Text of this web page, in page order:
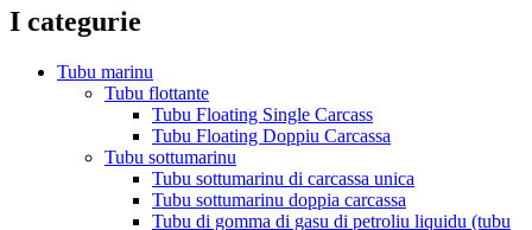
I categurie
Tubu marinu
Tubu flottante
Tubu Floating Single Carcass
Tubu Floating Doppiu Carcassa
Tubu sottumarinu
Tubu sottumarinu di carcassa unica
Tubu sottumarinu doppia carcassa
Tubu di gomma di gasu di petroliu liquidu (tubu